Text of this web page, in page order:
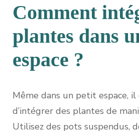
Comment
plantes dans
espace ?
Même dans un petit espace,
d’intégrer des plantes de
Utilisez des pots suspendus,